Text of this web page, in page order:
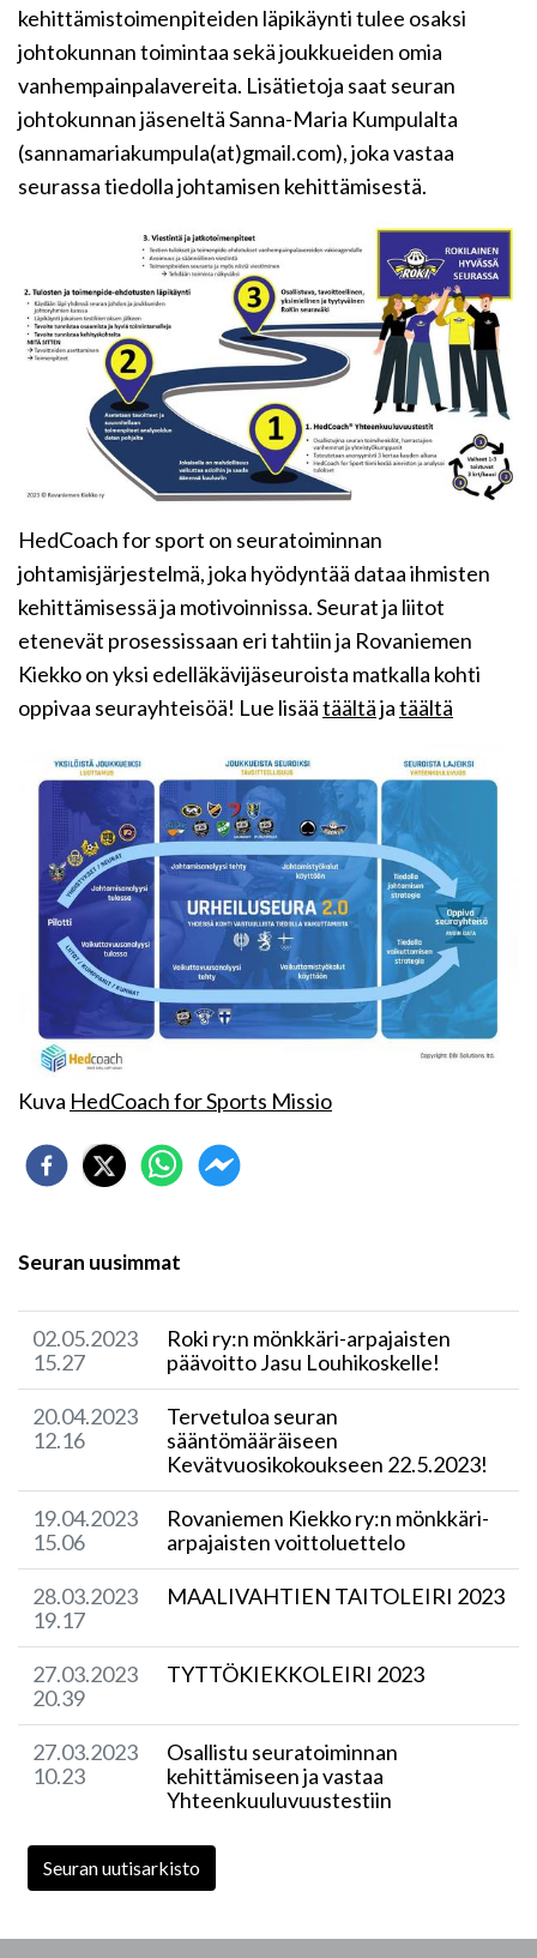
kehittämistoimenpiteiden läpikäynti tulee osaksi
johtokunnan toimintaa sekä joukkueiden omia
vanhempainpalavereita. Lisätietoja saat seuran
johtokunnan jäseneltä Sanna-Maria Kumpulalta
(sannamariakumpula(at)gmail.com), joka vastaa
seurassa tiedolla johtamisen kehittämisestä.
HedCoach for sport on seuratoiminnan
johtamisjärjestelmä, joka hyödyntää dataa ihmisten
kehittämisessä ja motivoinnissa. Seurat ja liitot
etenevät prosessissaan eri tahtiin ja Rovaniemen
Kiekko on yksi edelläkävijäseuroista matkalla kohti
oppivaa seurayhteisöä! Lue lisäätäältäjatäältä
Kuva HedCoach for Sports Missio
Seuran uusimmat
02.05.2023
15.27
Roki ry:n mönkkäri-arpajaisten
päävoitto Jasu Louhikoskelle!
20.04.2023
12.16
Tervetuloa seuran
sääntömääräiseen
Kevätvuosikokoukseen 22.5.2023!
19.04.2023
15.06
Rovaniemen Kiekko ry:n mönkkäri-
arpajaisten voittoluettelo
28.03.2023
19.17
MAALIVAHTIEN TAITOLEIRI 2023
27.03.2023
20.39
TYTTÖKIEKKOLEIRI 2023
27.03.2023
10.23
Osallistu seuratoiminnan
kehittämiseen ja vastaa
Yhteenkuuluvuustestiin
Seuran uutisarkisto